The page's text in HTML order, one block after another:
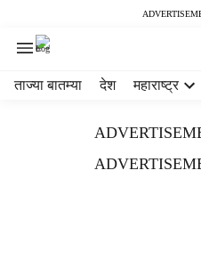
ताज्या बातम्या देश महाराष्ट्र